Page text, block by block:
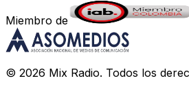
Miembro de
© 2026 Mix Radio. Todos los